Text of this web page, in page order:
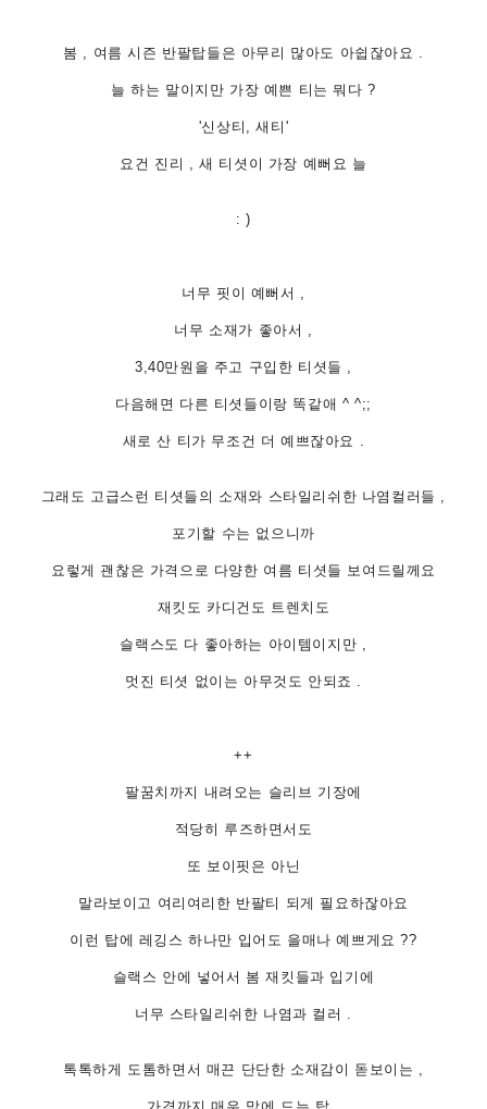
봄 , 여름 시즌 반팔탑들은 아무리 많아도 아쉽잖아요 .
늘 하는 말이지만 가장 예쁜 티는 뭐다 ?
'신상티, 새티'
요건 진리 , 새 티셧이 가장 예뻐요 늘
: )
너무 핏이 예뻐서 ,
너무 소재가 좋아서 ,
3,40만원을 주고 구입한 티셧들 ,
다음해면 다른 티셧들이랑 똑같애 ^ ^;;
새로 산 티가 무조건 더 예쁘잖아요 .
그래도 고급스런 티셧들의 소재와 스타일리쉬한 나염컬러들 ,
포기할 수는 없으니까
요렇게 괜찮은 가격으로 다양한 여름 티셧들 보여드릴께요
재킷도 카디건도 트렌치도
슬랙스도 다 좋아하는 아이템이지만 ,
멋진 티셧 없이는 아무것도 안되죠 .
++
팔꿈치까지 내려오는 슬리브 기장에
적당히 루즈하면서도
또 보이핏은 아닌
말라보이고 여리여리한 반팔티 되게 필요하잖아요
이런 탑에 레깅스 하나만 입어도 을매나 예쁘게요 ??
슬랙스 안에 넣어서 봄 재킷들과 입기에
너무 스타일리쉬한 나염과 컬러 .
톡톡하게 도톰하면서 매끈 단단한 소재감이 돋보이는 ,